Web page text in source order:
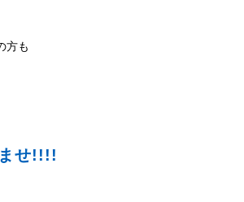
方も
せ!!!!